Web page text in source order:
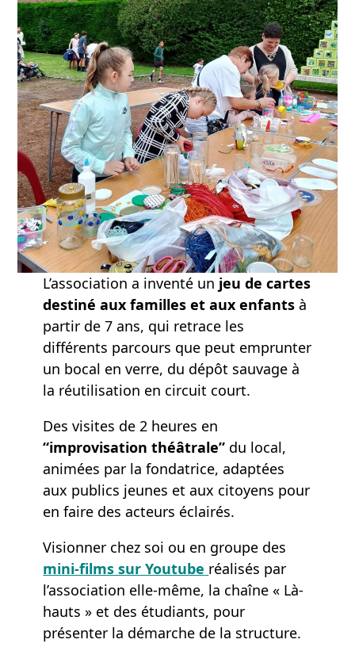
L’association a inventé un jeu de cartes
destiné aux familles et aux enfants à
partir de 7 ans, qui retrace les
différents parcours que peut emprunter
un bocal en verre, du dépôt sauvage à
la réutilisation en circuit court.
Des visites de 2 heures en
“improvisation théâtrale” du local,
animées par la fondatrice, adaptées
aux publics jeunes et aux citoyens pour
en faire des acteurs éclairés.
Visionner chez soi ou en groupe des
mini-films sur Youtube réalisés par
l’association elle-même, la chaîne « Là-
hauts » et des étudiants, pour
présenter la démarche de la structure.